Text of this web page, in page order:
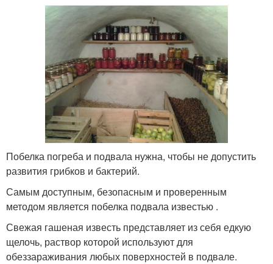
Побелка погреба и подвала нужна, чтобы не допустить
развития грибков и бактерий.
Самым доступным, безопасным и проверенным
методом является побелка подвала известью .
Свежая гашеная известь представляет из себя едкую
щелочь, раствор которой используют для
обеззараживания любых поверхностей в подвале.